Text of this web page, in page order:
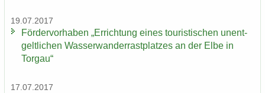
19.07.2017
För­der­vor­ha­ben „Er­rich­tung eines tou­ris­ti­schen un­ent­
gelt­li­chen Was­ser­wan­der­rast­plat­zes an der Elbe in
Tor­gau“
17.07.2017